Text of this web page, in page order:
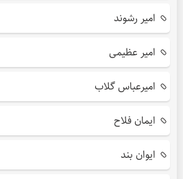
امیر رشوند
امیر عظیمی
امیرعباس گلاب
ایمان فلاح
ایوان بند